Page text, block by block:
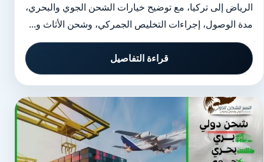
الرياض إلى تركيا، مع توضيح خيارات الشحن الجوي والبحري،
مدة الوصول، إجراءات التخليص الجمركي، وشحن الأثاث و...
قراءة التفاصيل